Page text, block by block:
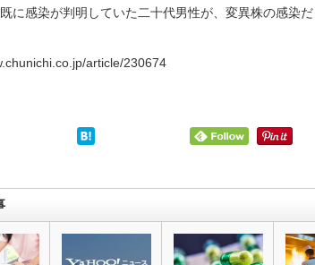
に感染が判明していた二十代男性が、変異株の感染
article/230674